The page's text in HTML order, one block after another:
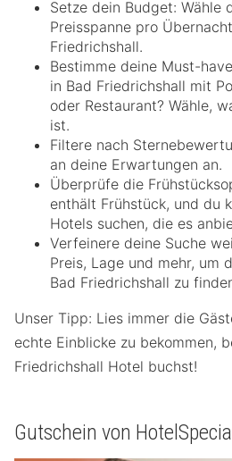
Setze dein Budget: Wähle
Preisspanne pro
Friedrichshall.
Bestimme deine Must-
in Bad Friedrichshall mit
oder Restaurant? Wähle,
ist.
Filtere nach
an deine Erwartungen an.
Überprüfe die
enthält Frühstück, und du
Hotels suchen, die es
Verfeinere deine Suche
Preis, Lage und mehr, um
Bad Friedrichshall zu
Unser Tipp: Lies immer die
echte Einblicke zu bekommen,
Friedrichshall Hotel buchst!
Gutschein von